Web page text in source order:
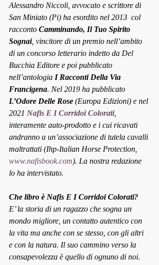
Alessandro Niccoli, avvocato e scrittore di
San Miniato (Pi) ha esordito nel 2013  col
racconto Camminando, Il Tuo Spirito
Sognai, vincitore di un premio nell’ambito
di un concorso letterario indetto da Del
Bucchia Editore e poi pubblicato
nell’antologia I Racconti Della Via
Francigena. Nel 2019 ha pubblicato
L’Odore Delle Rose (Europa Edizioni) e nel
2021 Nafis E I Corridoi Colorati,
interamente auto-prodotto e i cui ricavati
andranno a un’associazione di tutela cavalli
maltrattati (Ihp-Italian Horse Protection,
www.nafisbook.com). La nostra redazione
lo ha intervistato.
Che libro è Nafis E I Corridoi Colorati?
E’ la storia di un ragazzo che sogna un
mondo migliore, un contatto autentico con
la vita ma anche con se stesso, con gli altri
e con la natura. Il suo cammino verso la
consapevolezza è quello di ognuno di noi.